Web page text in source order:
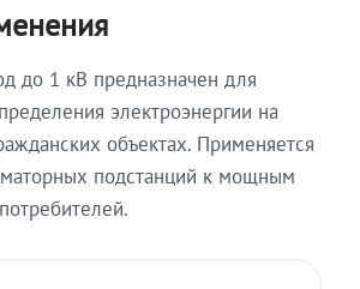
до 1 кВ предназначен для
электроэнергии на
объектах. Применяется
подстанций к мощным